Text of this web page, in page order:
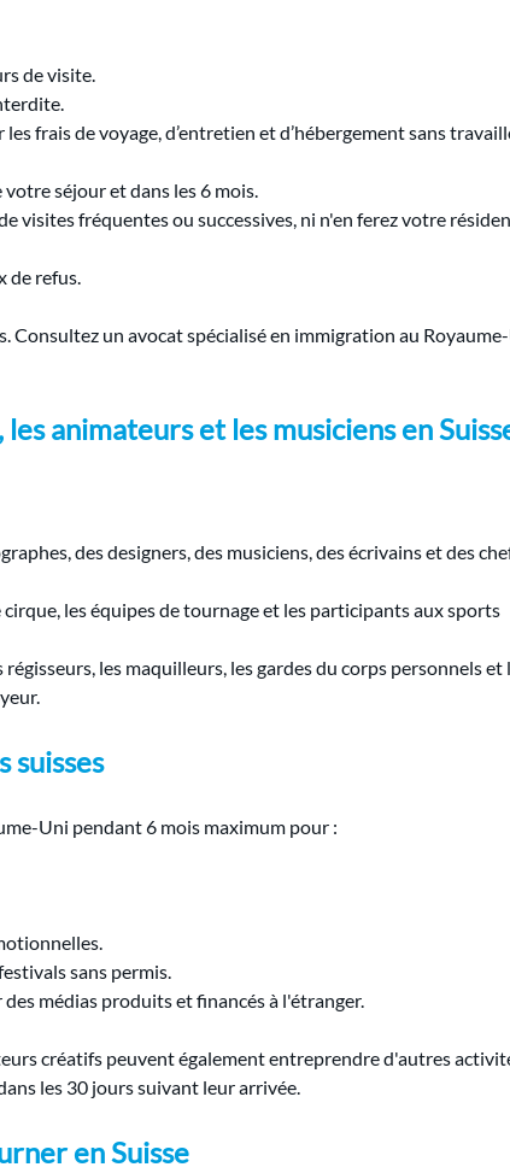
de visite.
frais de voyage, d’entretien et d’hébergement sans
séjour et dans les 6 mois.
visites fréquentes ou successives, ni n'en ferez votre
de refus.
Consultez un avocat spécialisé en immigration au
animateurs et les musiciens en
des designers, des musiciens, des écrivains et des
les équipes de tournage et les participants aux sports
les maquilleurs, les gardes du corps personnels et
suisses
Uni pendant 6 mois maximum pour :
sans permis.
médias produits et financés à l'étranger.
créatifs peuvent également entreprendre d'autres
les 30 jours suivant leur arrivée.
en Suisse